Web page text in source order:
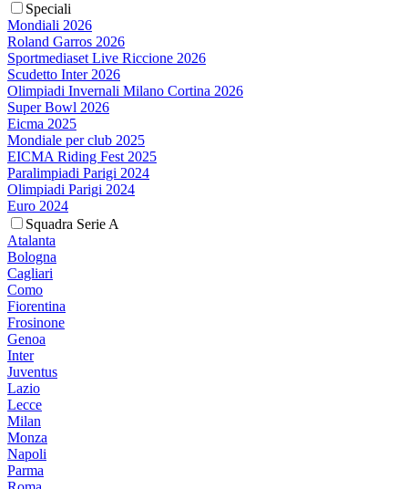
Speciali
Mondiali 2026
Roland Garros 2026
Sportmediaset Live Riccione 2026
Scudetto Inter 2026
Olimpiadi Invernali Milano Cortina 2026
Super Bowl 2026
Eicma 2025
Mondiale per club 2025
EICMA Riding Fest 2025
Paralimpiadi Parigi 2024
Olimpiadi Parigi 2024
Euro 2024
Squadra Serie A
Atalanta
Bologna
Cagliari
Como
Fiorentina
Frosinone
Genoa
Inter
Juventus
Lazio
Lecce
Milan
Monza
Napoli
Parma